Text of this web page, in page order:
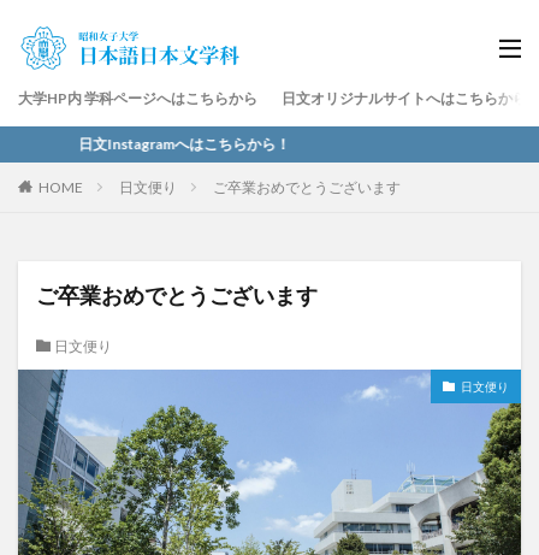
大学HP内 学科ページへはこちらから 日文オリジナルサイトへはこちらから
日文Instagramへはこちらから！
HOME 日文便り ご卒業おめでとうございます
ご卒業おめでとうございます
日文便り
日文便り